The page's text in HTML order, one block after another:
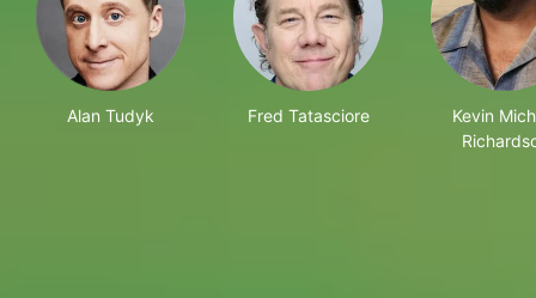
Alan Tudyk Fred Tatasciore
Kevin